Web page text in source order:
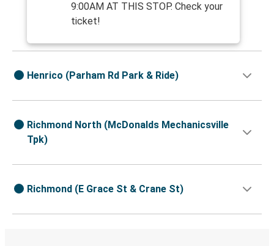
9:00AM AT THIS STOP. Check your
ticket!
Henrico (Parham Rd Park & Ride)
Richmond North (McDonalds Mechanicsville
Tpk)
Richmond (E Grace St & Crane St)